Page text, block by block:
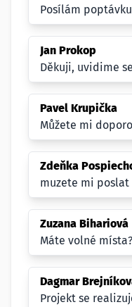
Posílám
Jan Prokop
Děkuji, uvidime
Pavel Krupička
Můžete mi
Zdeňka
muzete mi poslat
Zuzana Bihariová
Máte volné místa?
Dagmar
Projekt se